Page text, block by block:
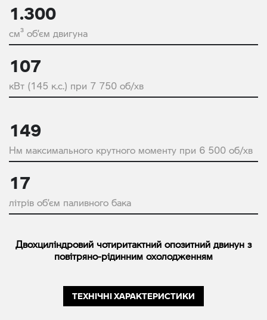
1.300
см³ об’єм двигуна
107
кВт (145 к.с.) при 7 750 об/хв
149
Нм максимального крутного моменту при 6 500 об/хв
17
літрів об’єм паливного бака
Двохциліндровий чотиритактний опозитний двинун з
повітряно-рідинним охолодженням
ТЕХНІЧНІ ХАРАКТЕРИСТИКИ